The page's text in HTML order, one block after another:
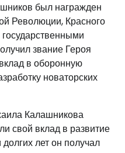
был награжден
Революции, Красного
звание Героя
в оборонную
новаторских
Калашникова
свой вклад в развитие
лет он получал